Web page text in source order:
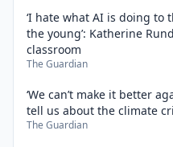
‘I hate what AI is doing to
the young’: Katherine
classroom
The Guardian
‘We can’t make it better
tell us about the climate
The Guardian